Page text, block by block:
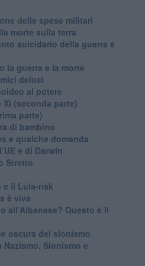
delle spese militari
morte sulla terra
suicidario della guerra e
la guerra e la morte
delusi
al potere
(seconda parte)
parte)
di bambino
e qualche domanda
e di Darwin
Stretto
e il Lula-risk
è viva
all’Albanese? Questo è il
oscura del sionismo
Sionismo e